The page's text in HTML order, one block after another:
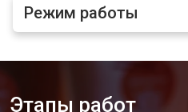
Режим работы
Этапы работ